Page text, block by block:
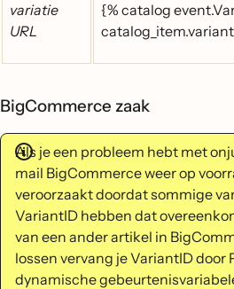
variatie
URL
{% catalog
BigCommerce zaak
Als je een probleem hebt met
mail BigCommerce weer op
veroorzaakt doordat sommige
VariantID hebben dat
van een ander artikel in
lossen vervang je VariantID door
dynamische